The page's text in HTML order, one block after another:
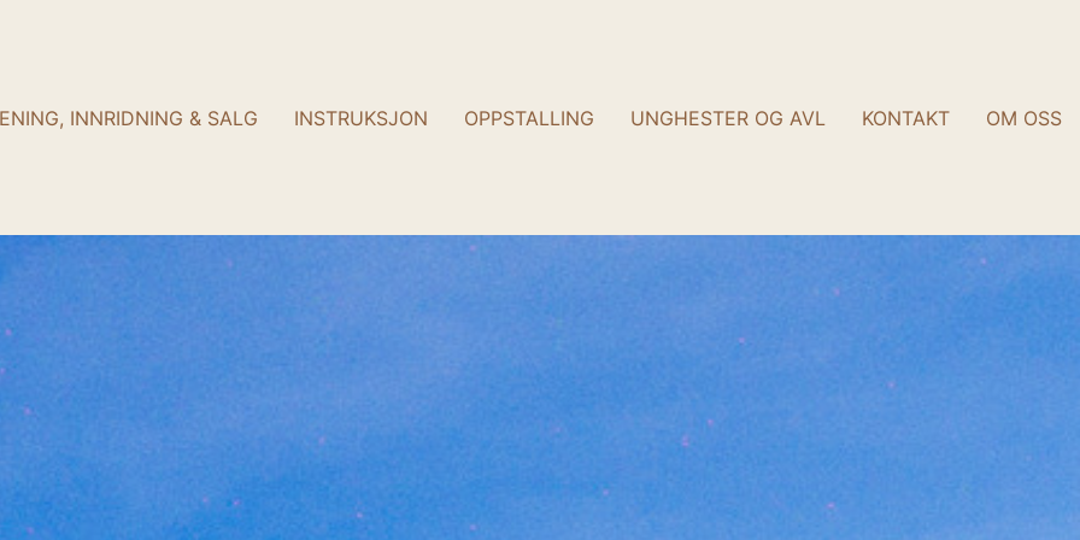
INNRIDNING & SALG INSTRUKSJON OPPSTALLING UNGHESTER OG AVL KONTAKT OM OSS